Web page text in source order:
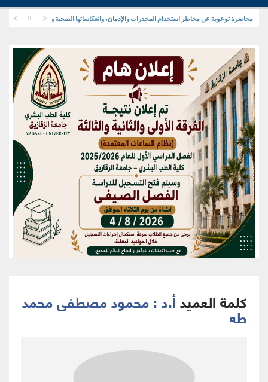
محاضرة توعوية عن مخاطر استخدام المخدرات والإدمان، وانعكاساتها الصحية والنفسية والاجتماعية
كلمة العميدأ.د : محمود مصطفى محمد
طه